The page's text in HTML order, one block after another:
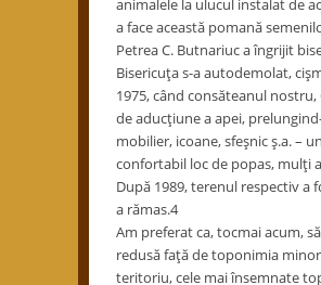
animalele la ulucul instalat de
a face această pomană
Petrea C. Butnariuc a îngrijit
Bisericuţa s-a autodemolat,
1975, când consăteanul
de aducţiune a apei,
mobilier, icoane, sfeşnic ş.a. –
confortabil loc de popas, mulţi
După 1989, terenul respectiv a
a rămas.4
Am preferat ca, tocmai acum,
redusă faţă de toponimia
teritoriu, cele mai însemnate